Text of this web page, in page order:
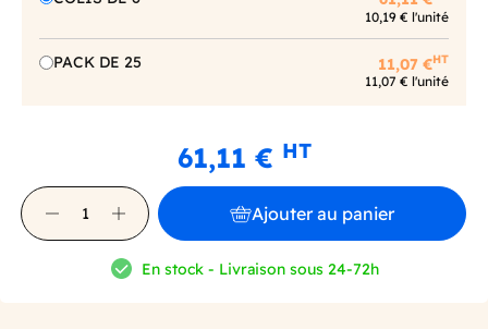
10,19 € l'unité
PACK DE 25 11,07 €HT
11,07 € l'unité
61,11 € HT
Ajouter au panier
En stock - Livraison sous 24-72h